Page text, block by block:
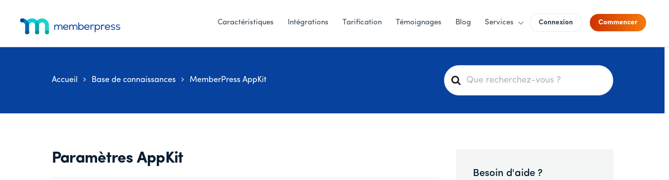
supplémentaire
WordPress
Caractéristiques Intégrations Tarification Témoignages Blog Services Connexion Commencer
R
e
Accueil Base de connaissances MemberPress AppKit
Paramètres AppKit
Besoin d'aide ?